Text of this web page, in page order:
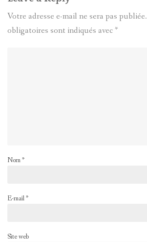
Votre adresse e-mail ne sera pas publiée.
obligatoires sont indiqués avec*
Nom*
E-mail*
Site web